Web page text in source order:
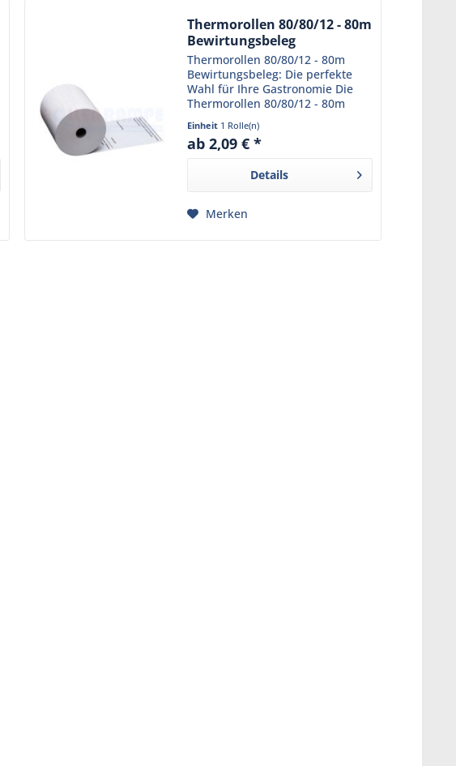
Thermorollen 80/80/12 - 80m
Bewirtungsbeleg
Thermorollen 80/80/12 - 80m
Bewirtungsbeleg: Die perfekte
Wahl für Ihre Gastronomie Die
Thermorollen 80/80/12 - 80m
unverzichtbares Produkt für Ihr
Restaurant oder Café. Sie erfüllen
Einheit 1 Rolle(n)
ab 2,09 € *
Details
Merken